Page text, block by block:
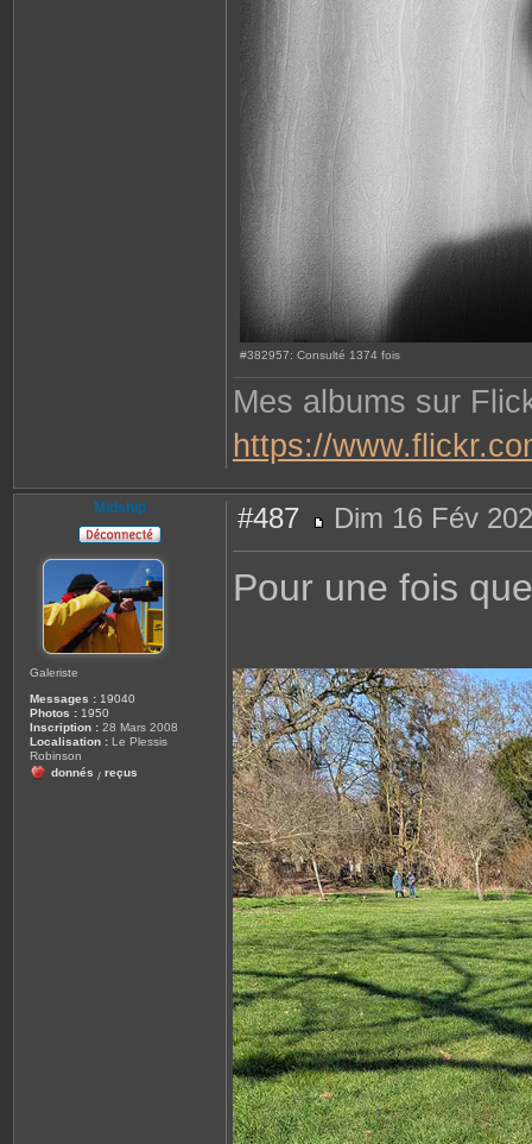
#382957: Consulté 1374 fois
Mes albums sur
https://
Midship
Galeriste
Messages : 19040
Photos : 1950
Inscription : 28 Mars 2008
Localisation : Le Plessis
Robinson
donnés / reçus
#487
e
Dim 16 Fév
Pour une fois